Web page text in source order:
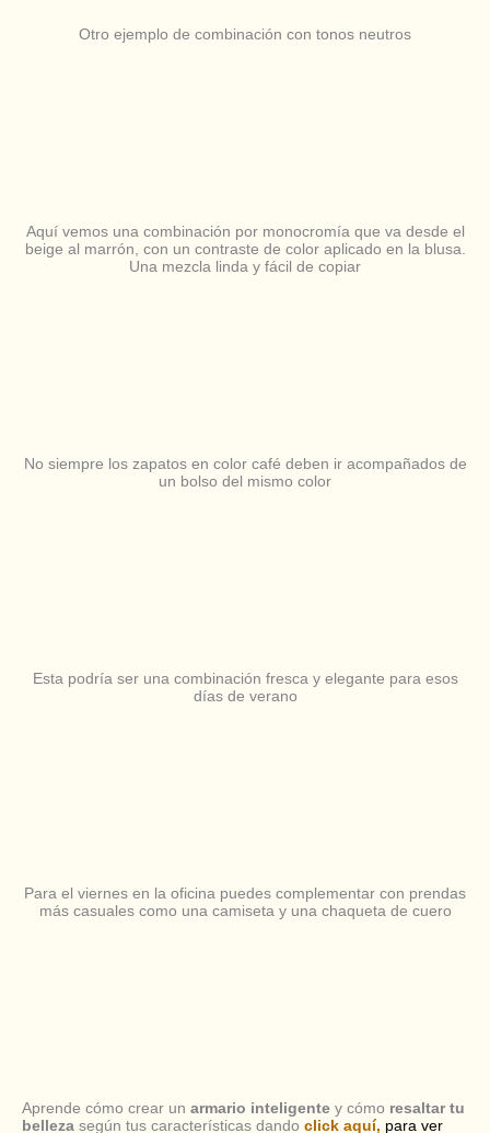
Otro ejemplo de combinación con tonos neutros
Aquí vemos una combinación por monocromía que va desde el
beige al marrón, con un contraste de color aplicado en la blusa.
Una mezcla linda y fácil de copiar
No siempre los zapatos en color café deben ir acompañados de
un bolso del mismo color
Esta podría ser una combinación fresca y elegante para esos
días de verano
Para el viernes en la oficina puedes complementar con prendas
más casuales como una camiseta y una chaqueta de cuero
Aprende cómo crear un armario inteligente y cómo resaltar tu
belleza según tus características dando click aquí, para ver